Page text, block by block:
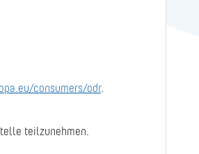
consumers/odr.
teilzunehmen.